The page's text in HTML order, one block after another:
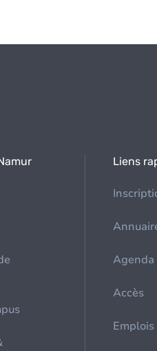
Liens
Agenda
Accès
Emplois